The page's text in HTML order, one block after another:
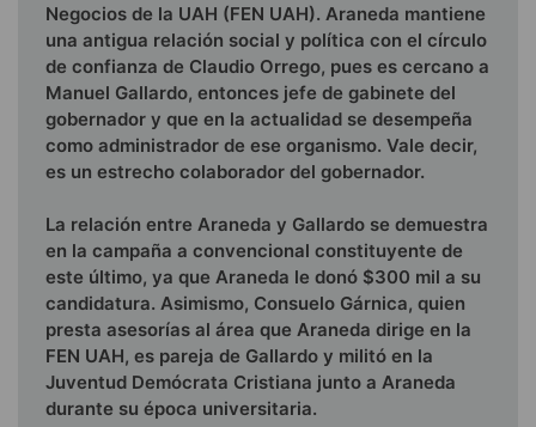
Negocios de la UAH (FEN UAH). Araneda mantiene
una antigua relación social y política con el círculo
de confianza de Claudio Orrego, pues es cercano a
Manuel Gallardo, entonces jefe de gabinete del
gobernador y que en la actualidad se desempeña
como administrador de ese organismo. Vale decir,
es un estrecho colaborador del gobernador.
La relación entre Araneda y Gallardo se demuestra
en la campaña a convencional constituyente de
este último, ya que Araneda le donó $300 mil a su
candidatura. Asimismo, Consuelo Gárnica, quien
presta asesorías al área que Araneda dirige en la
FEN UAH, es pareja de Gallardo y militó en la
Juventud Demócrata Cristiana junto a Araneda
durante su época universitaria.